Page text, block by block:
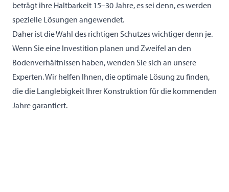
beträgt ihre Haltbarkeit 15–30 Jahre, es sei denn, es werden
spezielle Lösungen angewendet.
Daher ist die Wahl des richtigen Schutzes wichtiger denn je.
Wenn Sie eine Investition planen und Zweifel an den
Bodenverhältnissen haben, wenden Sie sich an unsere
Experten. Wir helfen Ihnen, die optimale Lösung zu finden,
die die Langlebigkeit Ihrer Konstruktion für die kommenden
Jahre garantiert.